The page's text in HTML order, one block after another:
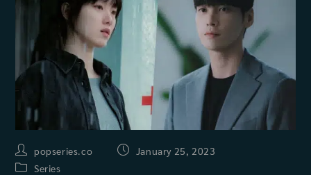
Post
author:
popseries.co
Post January 25, 2023
PostSeries